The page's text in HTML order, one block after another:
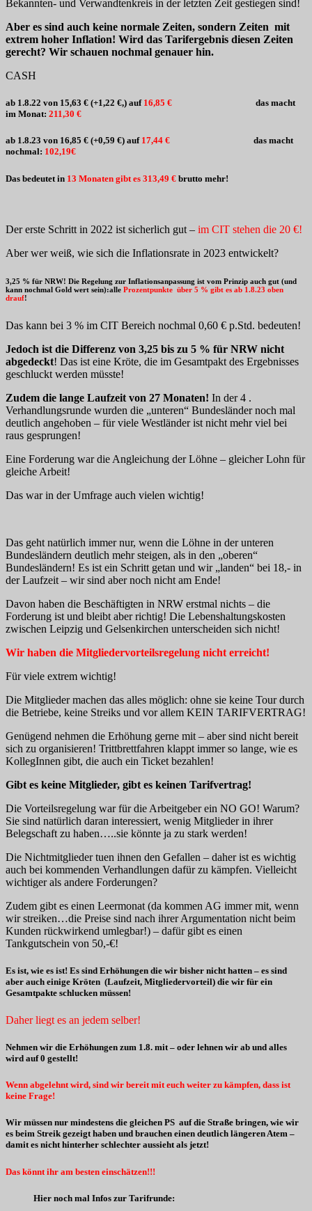
Bekannten- und Verwandtenkreis in der letzten Zeit gestiegen sind!
Aber es sind auch keine normale Zeiten, sondern Zeiten mit
extrem hoher Inflation! Wird das Tarifergebnis diesen Zeiten
gerecht? Wir schauen nochmal genauer hin.
CASH
ab 1.8.22 von 15,63 € (+1,22 €,) auf 16,85 € das macht
im Monat: 211,30 €
ab 1.8.23 von 16,85 € (+0,59 €) auf 17,44 € das macht
nochmal: 102,19€
Das bedeutet in 13 Monaten gibt es 313,49 € brutto mehr!
Der erste Schritt in 2022 ist sicherlich gut – im CIT stehen die 20 €!
Aber wer weiß, wie sich die Inflationsrate in 2023 entwickelt?
3,25 % für NRW! Die Regelung zur Inflationsanpassung ist vom Prinzip auch gut (und
kann nochmal Gold wert sein):alle Prozentpunkte über 5 % gibt es ab 1.8.23 oben
drauf!
Das kann bei 3 % im CIT Bereich nochmal 0,60 € p.Std. bedeuten!
Jedoch ist die Differenz von 3,25 bis zu 5 % für NRW nicht
abgedeckt! Das ist eine Kröte, die im Gesamtpakt des Ergebnisses
geschluckt werden müsste!
Zudem die lange Laufzeit von 27 Monaten! In der 4 .
Verhandlungsrunde wurden die „unteren“ Bundesländer noch mal
deutlich angehoben – für viele Westländer ist nicht mehr viel bei
raus gesprungen!
Eine Forderung war die Angleichung der Löhne – gleicher Lohn für
gleiche Arbeit!
Das war in der Umfrage auch vielen wichtig!
Das geht natürlich immer nur, wenn die Löhne in der unteren
Bundesländern deutlich mehr steigen, als in den „oberen“
Bundesländern! Es ist ein Schritt getan und wir „landen“ bei 18,- in
der Laufzeit – wir sind aber noch nicht am Ende!
Davon haben die Beschäftigten in NRW erstmal nichts – die
Forderung ist und bleibt aber richtig! Die Lebenshaltungskosten
zwischen Leipzig und Gelsenkirchen unterscheiden sich nicht!
Wir haben die Mitgliedervorteilsregelung nicht erreicht!
Für viele extrem wichtig!
Die Mitglieder machen das alles möglich: ohne sie keine Tour durch
die Betriebe, keine Streiks und vor allem KEIN TARIFVERTRAG!
Genügend nehmen die Erhöhung gerne mit – aber sind nicht bereit
sich zu organisieren! Trittbrettfahren klappt immer so lange, wie es
KollegInnen gibt, die auch ein Ticket bezahlen!
Gibt es keine Mitglieder, gibt es keinen Tarifvertrag!
Die Vorteilsregelung war für die Arbeitgeber ein NO GO! Warum?
Sie sind natürlich daran interessiert, wenig Mitglieder in ihrer
Belegschaft zu haben…..sie könnte ja zu stark werden!
Die Nichtmitglieder tuen ihnen den Gefallen – daher ist es wichtig
auch bei kommenden Verhandlungen dafür zu kämpfen. Vielleicht
wichtiger als andere Forderungen?
Zudem gibt es einen Leermonat (da kommen AG immer mit, wenn
wir streiken…die Preise sind nach ihrer Argumentation nicht beim
Kunden rückwirkend umlegbar!) – dafür gibt es einen
Tankgutschein von 50,-€!
Es ist, wie es ist! Es sind Erhöhungen die wir bisher nicht hatten – es sind
aber auch einige Kröten (Laufzeit, Mitgliedervorteil) die wir für ein
Gesamtpakte schlucken müssen!
Daher liegt es an jedem selber!
Nehmen wir die Erhöhungen zum 1.8. mit – oder lehnen wir ab und alles
wird auf 0 gestellt!
Wenn abgelehnt wird, sind wir bereit mit euch weiter zu kämpfen, dass ist
keine Frage!
Wir müssen nur mindestens die gleichen PS auf die Straße bringen, wie wir
es beim Streik gezeigt haben und brauchen einen deutlich längeren Atem –
damit es nicht hinterher schlechter aussieht als jetzt!
Das könnt ihr am besten einschätzen!!!
Hier noch mal Infos zur Tarifrunde: